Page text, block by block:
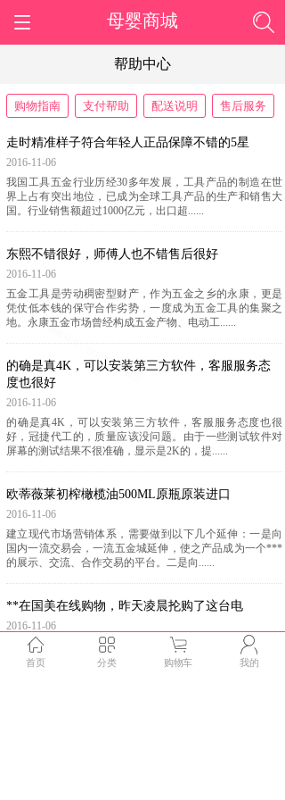
帮助中心
购物指南 支付帮助 配送说明 售后服务
走时精准样子符合年轻人正品保障不错的5星
2016-11-06
我国工具五金行业历经30多年发展，工具产品的制造在世
界上占有突出地位，已成为全球工具产品的生产和销售大
国。行业销售额超过1000亿元，出口超......
东熙不错很好，师傅人也不错售后很好
2016-11-06
五金工具是劳动稠密型财产，作为五金之乡的永康，更是
凭仗低本钱的保守合作劣势，一度成为五金工具的集聚之
地。永康五金市场曾经构成五金产物、电动工......
的确是真4K，可以安装第三方软件，客服服务态
度也很好
2016-11-06
的确是真4K，可以安装第三方软件，客服服务态度也很
好，冠捷代工的，质量应该没问题。由于一些测试软件对
屏幕的测试结果不很准确，显示是2K的，提......
欧蒂薇莱初榨橄榄油500ML原瓶原装进口
2016-11-06
建立现代市场营销体系，需要做到以下几个延伸：一是向
国内一流交易会，一流五金城延伸，使之产品成为一个***
的展示、交流、合作交易的平台。二是向......
**在国美在线购物，昨天凌晨抡购了这台电
2016-11-06
**在国美在线购物，昨天凌晨抡购了这台电旅煲，看訂货
单，东西还在天津庫，心里有点不想要了，与客服联系态
母婴商城
首页 分类 购物车 我的